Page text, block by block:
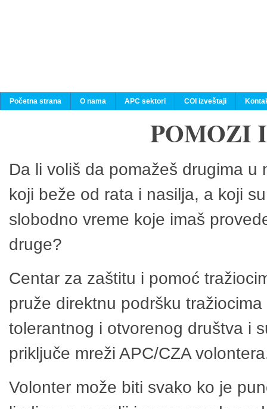
Početna strana O nama APC sektori COI izveštaji
POMOZI
Da li voliš da pomažeš drugima
koji beže od rata i nasilja, a koji
slobodno vreme koje imaš
druge?
Centar za zaštitu i pomoć
pruže direktnu podršku
tolerantnog i otvorenog društva i
priključe mreži APC/CZA
Volonter može biti svako ko je